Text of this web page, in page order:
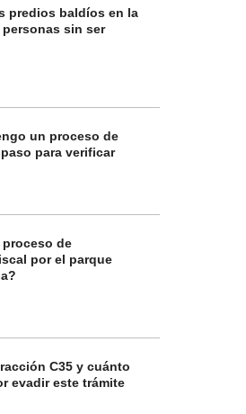
predios baldíos en la
personas sin ser
un proceso de
para verificar
de
por el parque
C35 y cuánto
evadir este trámite